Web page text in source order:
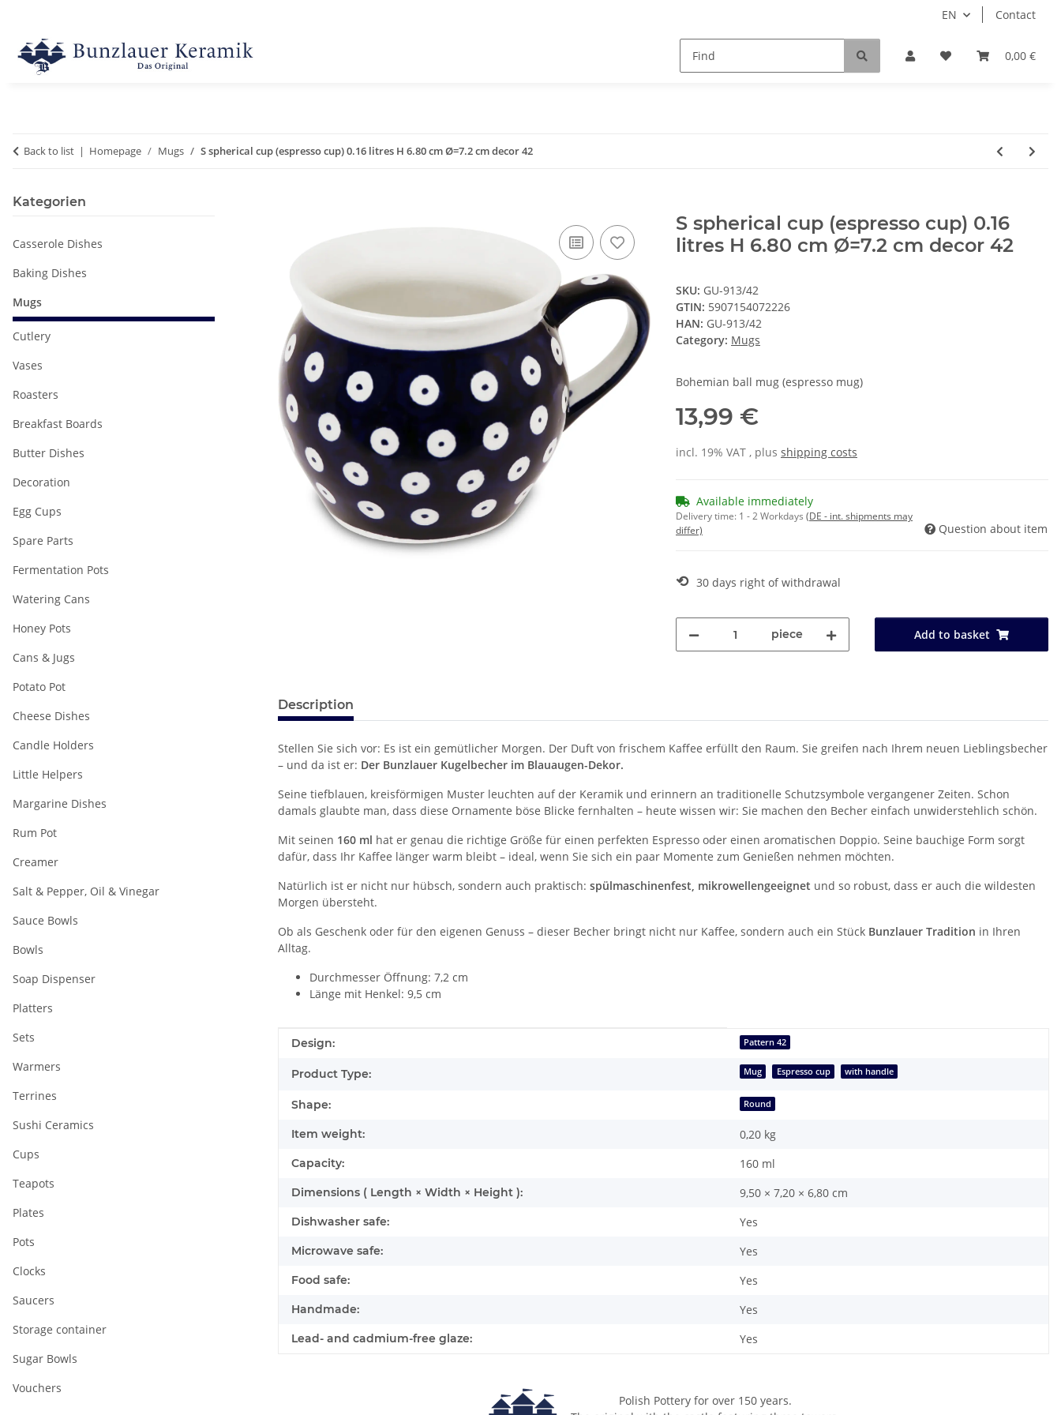
EN Contact
0,00 €
Back to list Homepage Mugs S spherical cup (espresso cup) 0.16 litres H 6.80 cm Ø=7.2 cm decor 42
S spherical cup (espresso cup) 0.16
litres H 6.80 cm Ø=7.2 cm decor 42
SKU: GU-913/42
GTIN: 5907154072226
HAN: GU-913/42
Category: Mugs
Bohemian ball mug (espresso mug)
13,99 €
incl. 19% VAT , plus shipping costs
Available immediately
Delivery time: 1 - 2 Workdays (DE - int. shipments may
differ)
Question about item
⟲ 30 days right of withdrawal
piece Add to basket
Description
Stellen Sie sich vor: Es ist ein gemütlicher Morgen. Der Duft von frischem Kaffee erfüllt den Raum. Sie greifen nach Ihrem neuen Lieblingsbecher
– und da ist er: Der Bunzlauer Kugelbecher im Blauaugen-Dekor.
Seine tiefblauen, kreisförmigen Muster leuchten auf der Keramik und erinnern an traditionelle Schutzsymbole vergangener Zeiten. Schon
damals glaubte man, dass diese Ornamente böse Blicke fernhalten – heute wissen wir: Sie machen den Becher einfach unwiderstehlich schön.
Mit seinen 160 ml hat er genau die richtige Größe für einen perfekten Espresso oder einen aromatischen Doppio. Seine bauchige Form sorgt
dafür, dass Ihr Kaffee länger warm bleibt – ideal, wenn Sie sich ein paar Momente zum Genießen nehmen möchten.
Natürlich ist er nicht nur hübsch, sondern auch praktisch: spülmaschinenfest, mikrowellengeeignet und so robust, dass er auch die wildesten
Morgen übersteht.
Ob als Geschenk oder für den eigenen Genuss – dieser Becher bringt nicht nur Kaffee, sondern auch ein Stück Bunzlauer Tradition in Ihren
Alltag.
Durchmesser Öffnung: 7,2 cm
Länge mit Henkel: 9,5 cm
Item information
Value
Design: Pattern 42
Product Type: Mug Espresso cup with handle
Shape: Round
Item weight: 0,20 kg
Capacity: 160 ml
Dimensions ( Length × Width × Height ): 9,50 × 7,20 × 6,80 cm
Dishwasher safe: Yes
Microwave safe: Yes
Food safe: Yes
Handmade: Yes
Lead- and cadmium-free glaze: Yes
Polish Pottery for over 150 years.
Kategorien
Casserole Dishes
Baking Dishes
Mugs
Cutlery
Vases
Roasters
Breakfast Boards
Butter Dishes
Decoration
Egg Cups
Spare Parts
Fermentation Pots
Watering Cans
Honey Pots
Cans & Jugs
Potato Pot
Cheese Dishes
Candle Holders
Little Helpers
Margarine Dishes
Rum Pot
Creamer
Salt & Pepper, Oil & Vinegar
Sauce Bowls
Bowls
Soap Dispenser
Platters
Sets
Warmers
Terrines
Sushi Ceramics
Cups
Teapots
Plates
Pots
Clocks
Saucers
Storage container
Sugar Bowls
Vouchers